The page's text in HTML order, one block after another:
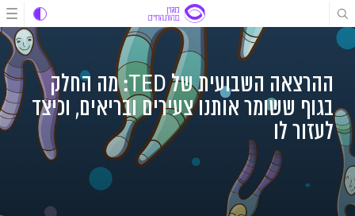
דלג
לתוכן
דלג
לתוכן
דלג
לניווט
ההרצאה השבועית של TED: מה החלק
בגוף ששומר אותנו צעירים ובריאים, וכיצד
לעזור לו